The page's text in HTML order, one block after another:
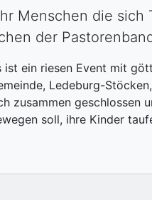
Menschen die
der
ist ein riesen Event mit
Ledeburg-
zusammen geschlossen
soll, ihre Kinder